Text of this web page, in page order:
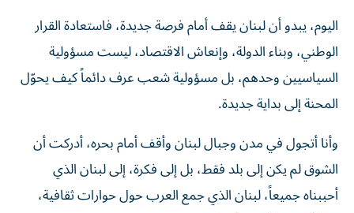
الوطني، وبناء الدولة، وإنعاش الاقتصاد، ليست مسؤولية
السياسيين وحدهم، بل مسؤولية شعب عرف دائماً كيف يحوّل
المحنة إلى بداية جديدة.
الشوق لم يكن إلى بلد فقط، بل إلى فكرة، إلى لبنان الذي
أحببناه جميعاً، لبنان الذي جمع العرب حول حوارات ثقافية،
وحول صحيفة، وحول مقهى.